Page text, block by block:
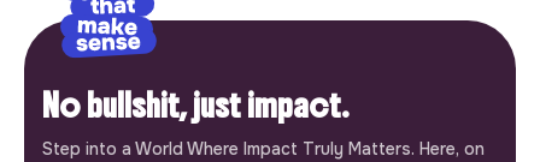
No bullshit, just impact.
Step into a World Where Impact Truly Matters. Here, on